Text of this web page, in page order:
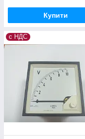
Купити
с НДС